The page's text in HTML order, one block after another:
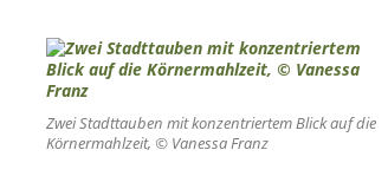
Zwei Stadttauben mit konzentriertem Blick auf die
Körnermahlzeit, © Vanessa Franz